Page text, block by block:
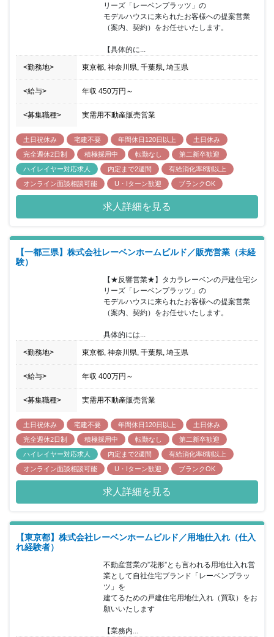
リーズ「レーベンプラッツ」の
モデルハウスに来られたお客様への提案営業
（案内、契約）をお任せいたします。
【具体的に...
<勤務地> 東京都, 神奈川県, 千葉県, 埼玉県
<給与> 年収 450万円 ～
<募集職種> 実需用不動産販売営業
土日祝休み 宅建不要 年間休日120日以上
土日休み
完全週休2日制
積極採用中 転勤なし
第二新卒歓迎
ハイレイヤー対応求人
内定まで2週間
有給消化率8割以上
オンライン面談相談可能
U・Iターン歓迎 ブランクOK
求人詳細を見る
【一都三県】株式会社レーベンホームビルド／販売営業（未経
験）
【★反響営業★】タカラレーベンの戸建住宅シ
リーズ「レーベンプラッツ」の
モデルハウスに来られたお客様への提案営業
（案内、契約）をお任せいたします。
具体的には...
<勤務地> 東京都, 神奈川県, 千葉県, 埼玉県
<給与> 年収 400万円 ～
<募集職種> 実需用不動産販売営業
土日祝休み 宅建不要 年間休日120日以上
土日休み
完全週休2日制
積極採用中 転勤なし
第二新卒歓迎
ハイレイヤー対応求人
内定まで2週間
有給消化率8割以上
オンライン面談相談可能
U・Iターン歓迎 ブランクOK
求人詳細を見る
【東京都】株式会社レーベンホームビルド／用地仕入れ（仕入
れ経験者）
不動産営業の”花形”とも言われる用地仕入れ営
業として自社住宅ブランド「レーベンプラッ
ツ」を
建てるための戸建住宅用地仕入れ（買取）をお
願いいたします
【業務内...